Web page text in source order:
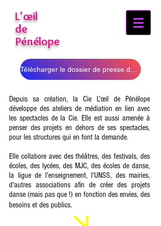
L'œil
de
Pénélope​​​​​​​​​​
Depuis sa création, la Cie L'œil de Pénélope
développe des ateliers de médiation en lien avec
les spectacles de la Cie. Elle est aussi amenée à
penser des projets en dehors de ses spectacles,
pour les structures qui en font la demande.
Elle collabore avec des théâtres, des festivals, des
écoles, des lycées, des MJC, des écoles de danse,
la ligue de l'enseignement, l'UNSS, des mairies,
d'autres associations afin de créer des projets
danse (mais pas que !) en fonction des envies, des
besoins et des publics.